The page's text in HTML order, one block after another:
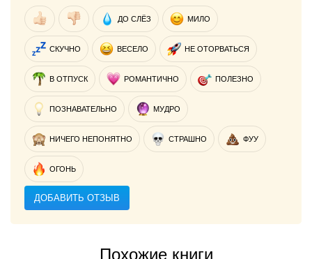
ДО СЛЁЗ МИЛО
СКУЧНО ВЕСЕЛО НЕ ОТОРВАТЬСЯ
В ОТПУСК РОМАНТИЧНО ПОЛЕЗНО
ПОЗНАВАТЕЛЬНО МУДРО
НИЧЕГО НЕПОНЯТНО СТРАШНО ФУУ
ОГОНЬ
ДОБАВИТЬ ОТЗЫВ
Похожие книги